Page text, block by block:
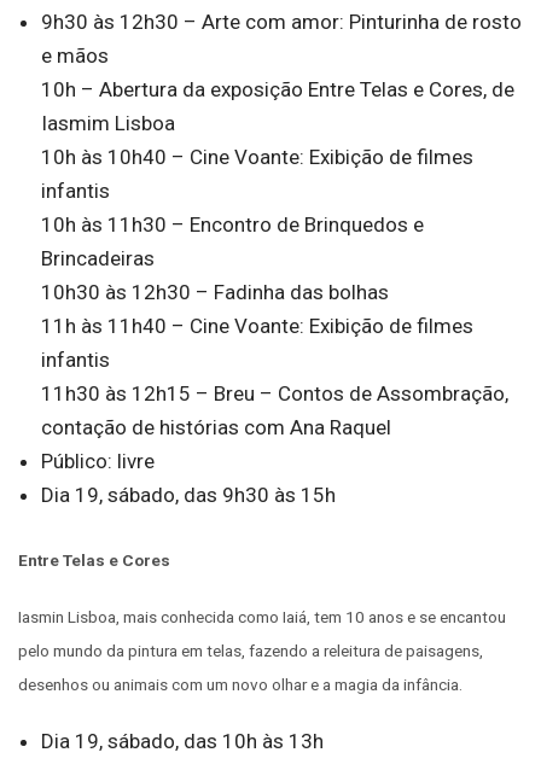
9h30 às 12h30 – Arte com amor: Pinturinha de rosto
e mãos
10h – Abertura da exposição Entre Telas e Cores, de
Iasmim Lisboa
10h às 10h40 – Cine Voante: Exibição de filmes
infantis
10h às 11h30 – Encontro de Brinquedos e
Brincadeiras
10h30 às 12h30 – Fadinha das bolhas
11h às 11h40 – Cine Voante: Exibição de filmes
infantis
11h30 às 12h15 – Breu – Contos de Assombração,
contação de histórias com Ana Raquel
Público: livre
Dia 19, sábado, das 9h30 às 15h
Entre Telas e Cores
Iasmin Lisboa, mais conhecida como Iaiá, tem 10 anos e se encantou
pelo mundo da pintura em telas, fazendo a releitura de paisagens,
desenhos ou animais com um novo olhar e a magia da infância.
Dia 19, sábado, das 10h às 13h